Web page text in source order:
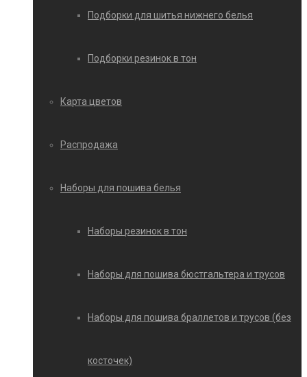
Подборки для шитья нижнего белья
Подборки резинок в тон
Карта цветов
Распродажа
Наборы для пошива белья
Наборы резинок в тон
Наборы для пошива бюстгальтера и трусов
Наборы для пошива браллетов и трусов (без
косточек)